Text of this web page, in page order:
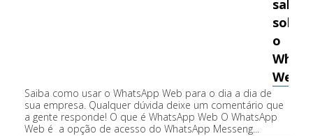
saber
sobre
o
Web
Saiba como usar o WhatsApp Web para o dia a dia de
sua empresa. Qualquer dúvida deixe um comentário que
a gente responde! O que é WhatsApp Web O WhatsApp
Web é a opção de acesso do WhatsApp Messeng...